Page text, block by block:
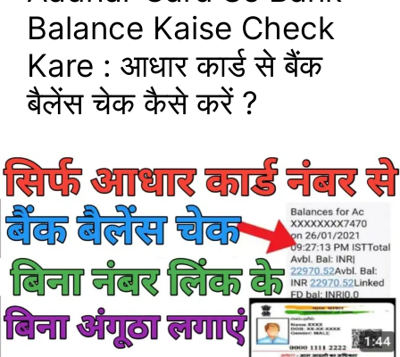
Balance Kaise Check
Kare : आधार कार्ड से बैंक
बैलेंस चेक कैसे करें ?